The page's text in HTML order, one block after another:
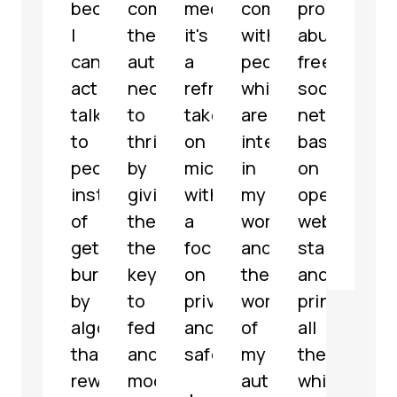
because
I
can
actually
talk
to
people
instead
of
getting
buried
by
algorithms
that
reward
communities
the
autonomy
necessary
to
thrive
by
giving
them
the
keys
to
federate
and
moderate
media,
it's
a
refreshing
take
on
microblogging
with
a
focus
on
privacy
and
safety.
communicate
with
people
which
are
interested
in
my
work
and
the
work
of
my
authority.
profit,
abuse-
free
social
network
based
on
open
web
standards
and
principles,
all
the
while